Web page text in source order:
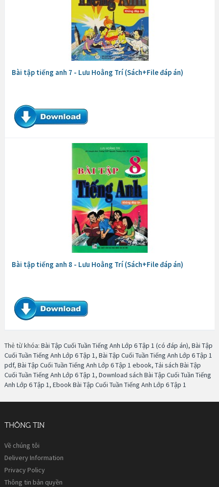
Bài tập tiếng anh 7 - Lưu Hoằng Trí (Sách+File đáp án)
Bài tập tiếng anh 8 - Lưu Hoằng Trí (Sách+File đáp án)
Thẻ từ khóa: Bài Tập Cuối Tuần Tiếng Anh Lớp 6 Tập 1 (có đáp án), Bài Tập
Cuối Tuần Tiếng Anh Lớp 6 Tập 1, Bài Tập Cuối Tuần Tiếng Anh Lớp 6 Tập 1
pdf, Bài Tập Cuối Tuần Tiếng Anh Lớp 6 Tập 1 ebook, Tải sách Bài Tập
Cuối Tuần Tiếng Anh Lớp 6 Tập 1, Download sách Bài Tập Cuối Tuần Tiếng
Anh Lớp 6 Tập 1, Ebook Bài Tập Cuối Tuần Tiếng Anh Lớp 6 Tập 1
THÔNG TIN
Về chúng tôi
Delivery Information
Privacy Policy
Thông tin bản quyền